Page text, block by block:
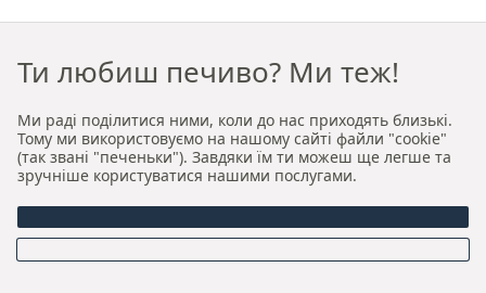
Преміальне агентство нерухомості Краків
Преміальне агентство нерухомості Вроцлав
Про нас
Хто ми
Наша авторська модель продажу та оренди
Ти любиш печиво? Ми теж!
Ми раді поділитися ними, коли до нас приходять близькі.
Тому ми використовуємо на нашому сайті файли "cookie"
(так звані "печеньки"). Завдяки їм ти можеш ще легше та
зручніше користуватися нашими послугами.